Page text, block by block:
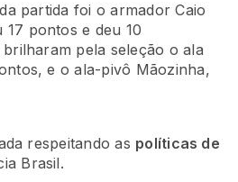
partida foi o armador Caio
pontos e deu 10
brilharam pela seleção o ala
e o ala-pivô Mãozinha,
respeitando as políticas de
Brasil.